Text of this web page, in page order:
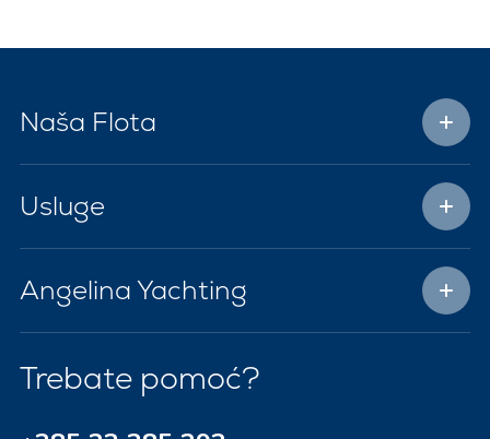
Naša Flota
Usluge
Angelina Yachting
Trebate pomoć?